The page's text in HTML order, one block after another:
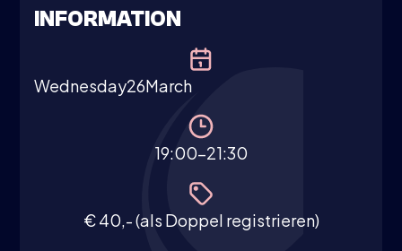
INFORMATION
Wednesday26March
19:00-21:30
€ 40,- (als Doppel registrieren)